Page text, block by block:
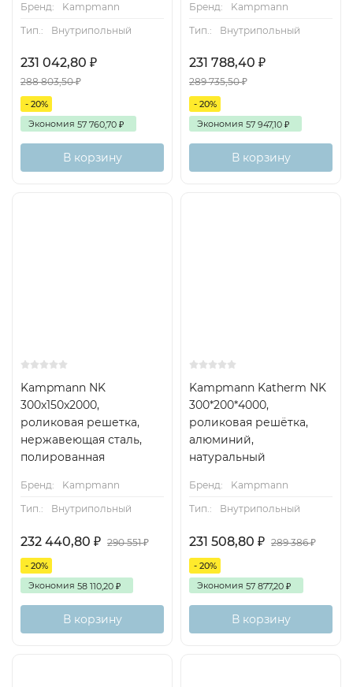
Бренд:
Kampmann
Тип.:
Внутрипольный
231 042,80 ₽
288 803,50₽
- 20%
Экономия 57 760,70 ₽
В корзину
Бренд:
Kampmann
Тип.:
Внутрипольный
231 788,40 ₽
289 735,50₽
- 20%
Экономия 57 947,10 ₽
В корзину
Kampmann NK
300x150x2000,
роликовая решетка,
нержавеющая сталь,
полированная
Бренд:
Kampmann
Тип.:
Внутрипольный
232 440,80 ₽ 290 551₽
- 20%
Экономия 58 110,20 ₽
В корзину
Kampmann Katherm NK
300*200*4000,
роликовая решётка,
алюминий,
натуральный
Бренд:
Kampmann
Тип.:
Внутрипольный
231 508,80 ₽ 289 386₽
- 20%
Экономия 57 877,20 ₽
В корзину